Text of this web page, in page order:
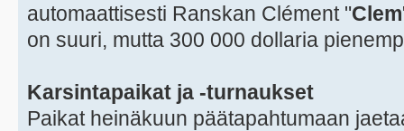
automaattisesti Ranskan Clément "Clem
on suuri, mutta 300 000 dollaria
Karsintapaikat ja -turnaukset
Paikat heinäkuun päätapahtumaan